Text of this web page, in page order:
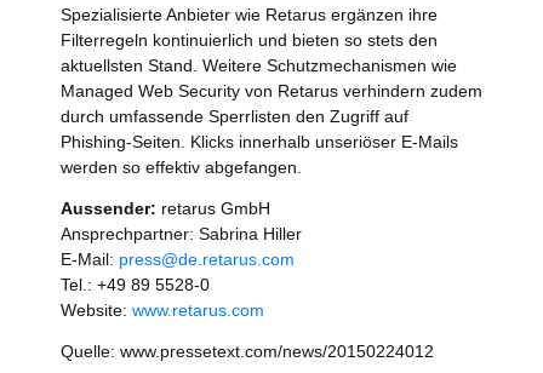
Spezialisierte Anbieter wie Retarus ergänzen ihre
Filterregeln kontinuierlich und bieten so stets den
aktuellsten Stand. Weitere Schutzmechanismen wie
Managed Web Security von Retarus verhindern zudem
durch umfassende Sperrlisten den Zugriff auf
Phishing-Seiten. Klicks innerhalb unseriöser E-Mails
werden so effektiv abgefangen.
Aussender: retarus GmbH
Ansprechpartner: Sabrina Hiller
E-Mail: press@de.retarus.com
Tel.: +49 89 5528-0
Website: www.retarus.com
Quelle: www.pressetext.com/news/20150224012